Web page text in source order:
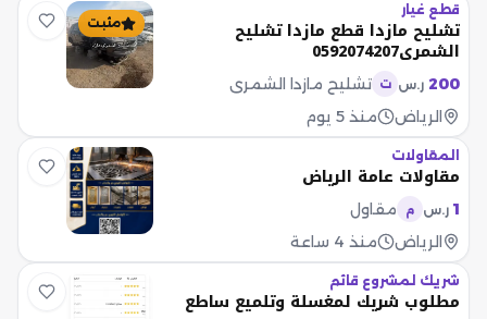
مثبت
قطع غيار
تشليح مازدا قطع مازدا تشليح
الشمري0592074207
200 ر.س ت تشليح مازدا الشمري
الرياض
منذ 5 يوم
المقاولات
مقاولات عامة الرياض
1 ر.س م
مقاول
الرياض
منذ 4 ساعة
شريك لمشروع قائم
مطلوب شريك لمغسلة وتلميع ساطع